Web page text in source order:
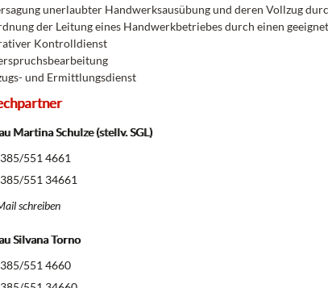
unerlaubter Handwerksausübung und deren Vollzug
der Leitung eines Handwerkbetriebes durch einen
Kontrolldienst
und Ermittlungsdienst
Martina Schulze (stellv. SGL)
551 4661
551 34661
schreiben
Silvana Torno
551 4660